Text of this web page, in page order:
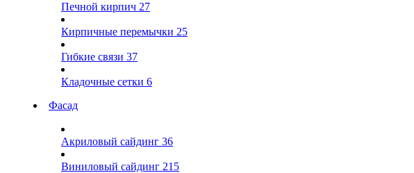
Печной кирпич 27
Кирпичные перемычки 25
Гибкие связи 37
Кладочные сетки 6
Фасад
Акриловый сайдинг 36
Виниловый сайдинг 215